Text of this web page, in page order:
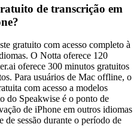
de transcrição em
gratuito com acesso completo à
O Notta oferece 120
oferece 300 minutos gratuitos
Para usuários de Mac offline, o
com acesso a modelos
do Speakwise é o ponto de
de iPhone em outros idiomas
sessão durante o período de